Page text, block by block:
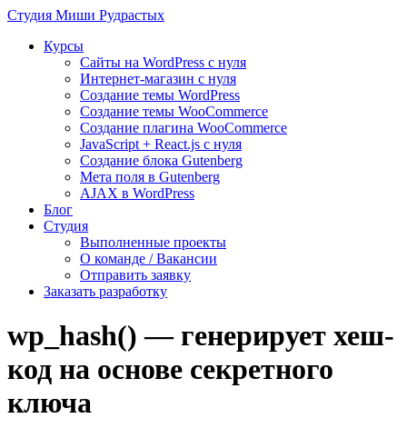
Студия Миши Рудрастых
Курсы
Сайты на WordPress с нуля
Интернет-магазин с нуля
Создание темы WordPress
Создание темы WooCommerce
Создание плагина WooCommerce
JavaScript + React.js с нуля
Создание блока Gutenberg
Мета поля в Gutenberg
AJAX в WordPress
Блог
Студия
Выполненные проекты
О команде / Вакансии
Отправить заявку
Заказать разработку
wp_hash() — генерирует хеш-
код на основе секретного
ключа